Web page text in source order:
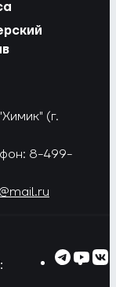
(г.
8-499-